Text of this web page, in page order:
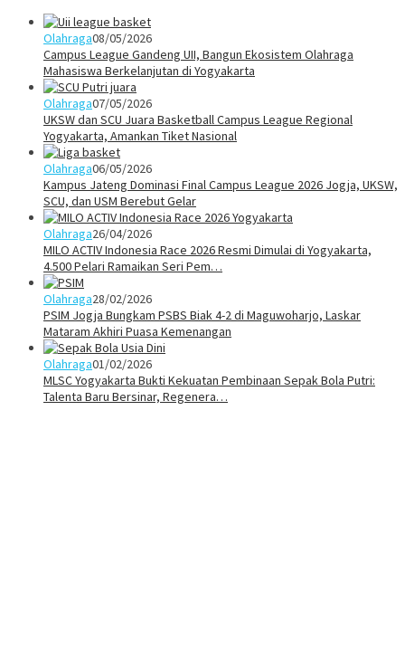
Olahraga08/05/2026
Campus League Gandeng UII, Bangun Ekosistem Olahraga
Mahasiswa Berkelanjutan di Yogyakarta
Olahraga07/05/2026
UKSW dan SCU Juara Basketball Campus League Regional
Yogyakarta, Amankan Tiket Nasional
Olahraga06/05/2026
Kampus Jateng Dominasi Final Campus League 2026 Jogja, UKSW,
SCU, dan USM Berebut Gelar
Olahraga26/04/2026
MILO ACTIV Indonesia Race 2026 Resmi Dimulai di Yogyakarta,
4.500 Pelari Ramaikan Seri Pem…
Olahraga28/02/2026
PSIM Jogja Bungkam PSBS Biak 4-2 di Maguwoharjo, Laskar
Mataram Akhiri Puasa Kemenangan
Olahraga01/02/2026
MLSC Yogyakarta Bukti Kekuatan Pembinaan Sepak Bola Putri:
Talenta Baru Bersinar, Regenera…